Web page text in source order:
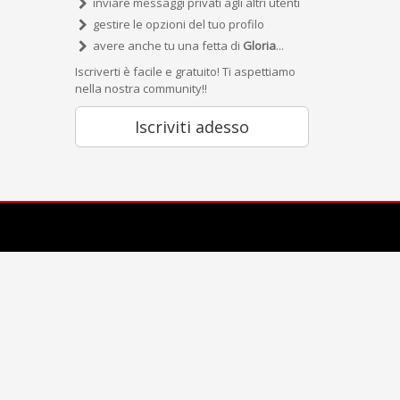
gestire le opzioni del tuo profilo
avere anche tu una fetta di Gloria...
Iscriverti è facile e gratuito! Ti aspettiamo
nella nostra community!!
Iscriviti adesso